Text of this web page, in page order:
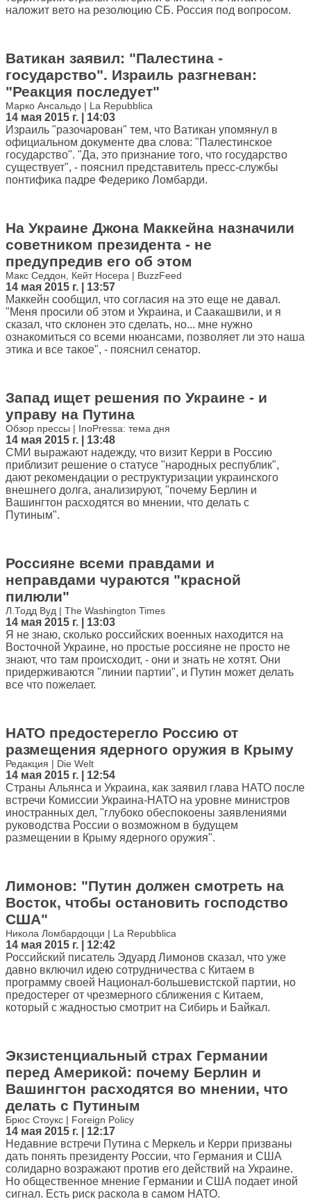
наложит вето на резолюцию СБ. Россия под вопросом.
Ватикан заявил: "Палестина -
государство". Израиль разгневан:
"Реакция последует"
Марко Ансальдо | La Repubblica
14 мая 2015 г. | 14:03
Израиль "разочарован" тем, что Ватикан упомянул в
официальном документе два слова: "Палестинское
государство". "Да, это признание того, что государство
существует", - пояснил представитель пресс-службы
понтифика падре Федерико Ломбарди.
На Украине Джона Маккейна назначили
советником президента - не
предупредив его об этом
Макс Седдон, Кейт Носера | BuzzFeed
14 мая 2015 г. | 13:57
Маккейн сообщил, что согласия на это еще не давал.
"Меня просили об этом и Украина, и Саакашвили, и я
сказал, что склонен это сделать, но... мне нужно
ознакомиться со всеми нюансами, позволяет ли это наша
этика и все такое", - пояснил сенатор.
Запад ищет решения по Украине - и
управу на Путина
Обзор прессы | InoPressa: тема дня
14 мая 2015 г. | 13:48
СМИ выражают надежду, что визит Керри в Россию
приблизит решение о статусе "народных республик",
дают рекомендации о реструктуризации украинского
внешнего долга, анализируют, "почему Берлин и
Вашингтон расходятся во мнении, что делать с
Путиным".
Россияне всеми правдами и
неправдами чураются "красной
пилюли"
Л.Тодд Вуд | The Washington Times
14 мая 2015 г. | 13:03
Я не знаю, сколько российских военных находится на
Восточной Украине, но простые россияне не просто не
знают, что там происходит, - они и знать не хотят. Они
придерживаются "линии партии", и Путин может делать
все что пожелает.
НАТО предостерегло Россию от
размещения ядерного оружия в Крыму
Редакция | Die Welt
14 мая 2015 г. | 12:54
Страны Альянса и Украина, как заявил глава НАТО после
встречи Комиссии Украина-НАТО на уровне министров
иностранных дел, "глубоко обеспокоены заявлениями
руководства России о возможном в будущем
размещении в Крыму ядерного оружия".
Лимонов: "Путин должен смотреть на
Восток, чтобы остановить господство
США"
Никола Ломбардоцци | La Repubblica
14 мая 2015 г. | 12:42
Российский писатель Эдуард Лимонов сказал, что уже
давно включил идею сотрудничества с Китаем в
программу своей Национал-большевистской партии, но
предостерег от чрезмерного сближения с Китаем,
который с жадностью смотрит на Сибирь и Байкал.
Экзистенциальный страх Германии
перед Америкой: почему Берлин и
Вашингтон расходятся во мнении, что
делать с Путиным
Брюс Стоукс | Foreign Policy
14 мая 2015 г. | 12:17
Недавние встречи Путина с Меркель и Керри призваны
дать понять президенту России, что Германия и США
солидарно возражают против его действий на Украине.
Но общественное мнение Германии и США подает иной
сигнал. Есть риск раскола в самом НАТО.